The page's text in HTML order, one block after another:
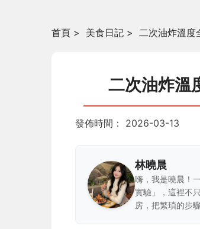
首頁 > 美食日記 > 二次油炸溫度
二次油炸溫
發佈時間： 2026-03-13
林曉晨
嗨，我是曉晨！
實驗」，這裡不
房，把繁瑣的步